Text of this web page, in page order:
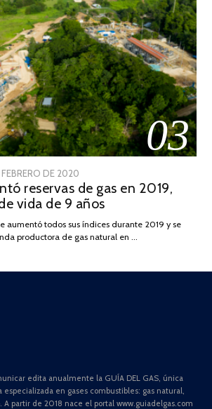
03
DE 2020
DE
JULIO
2025
reservas de gas en 2019,
vida de 9 años
aumentó todos sus índices durante 2019 y se
productora de gas natural en …
edita anualmente la GUÍA DEL GAS, única
especializada en gases combustibles: gas natural,
A partir de 2018 nace el portal www.guiadelgas.com